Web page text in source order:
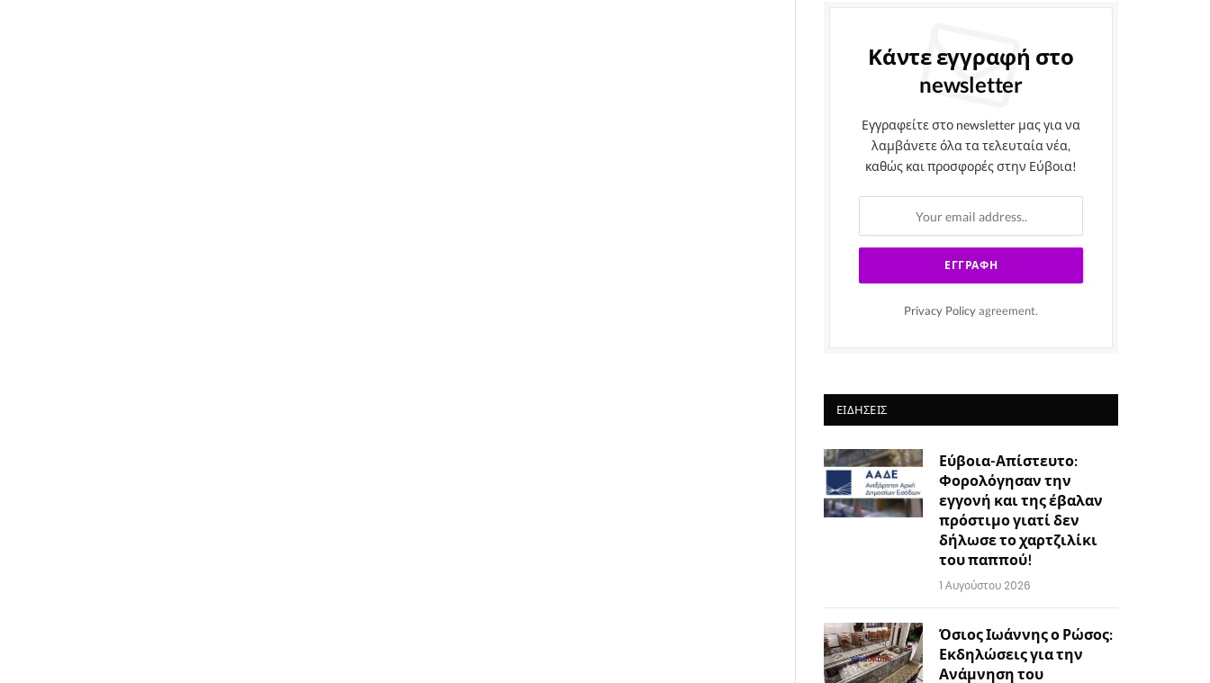
Κάντε εγγραφή στο
newsletter
Εγγραφείτε στο newsletter μας για να
λαμβάνετε όλα τα τελευταία νέα,
καθώς και προσφορές στην Εύβοια!
Privacy Policy agreement.
ΕΙΔΉΣΕΙΣ
Εύβοια-Απίστευτο:
Φορολόγησαν την
εγγονή και της έβαλαν
πρόστιμο γιατί δεν
δήλωσε το χαρτζιλίκι
του παππού!
1 Αυγούστου 2026
Όσιος Ιωάννης ο Ρώσος:
Εκδηλώσεις για την
Ανάμνηση του